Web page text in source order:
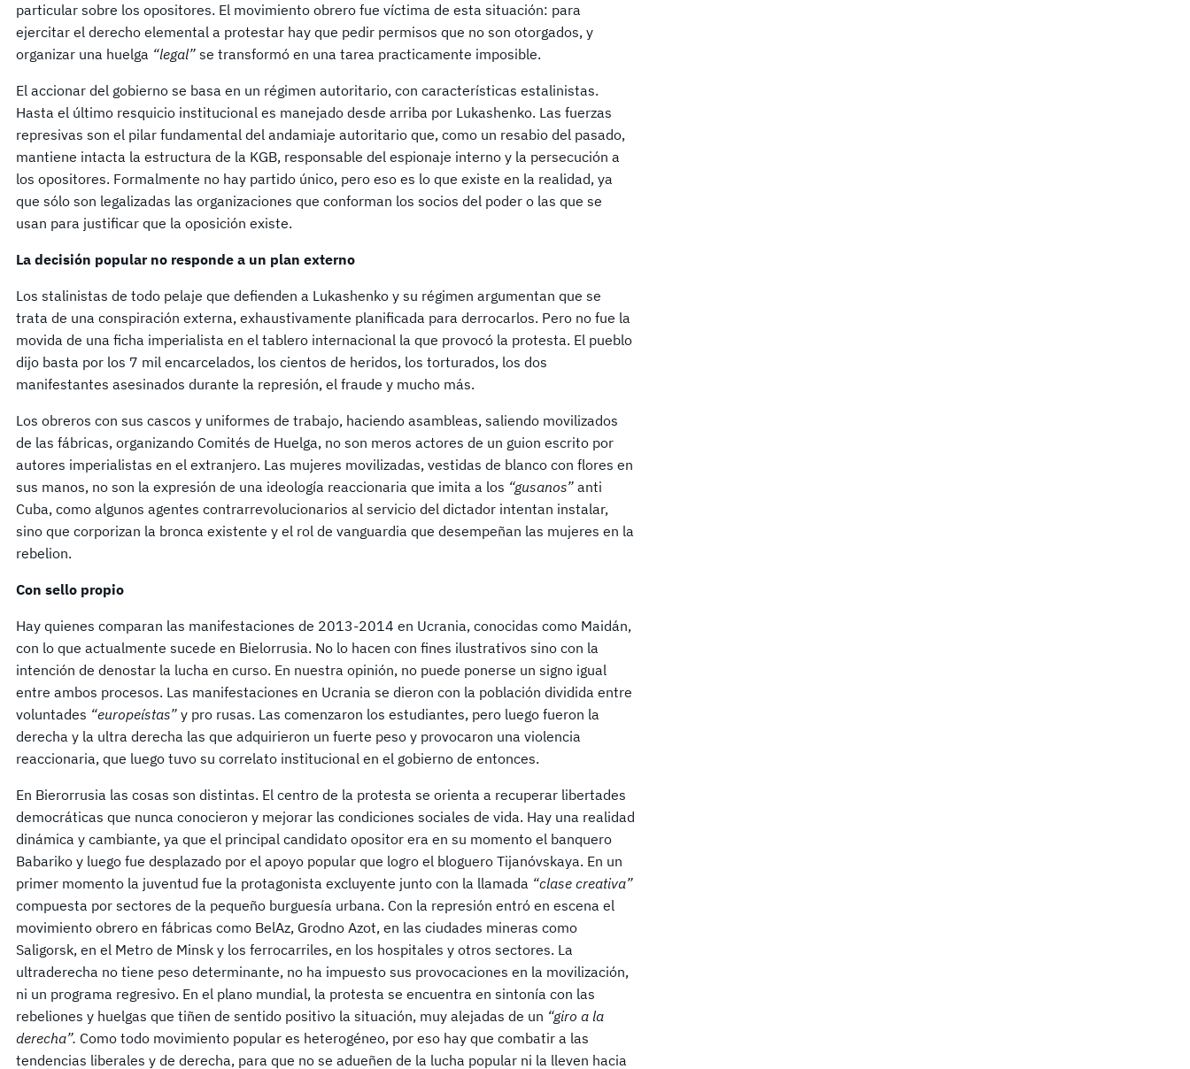
particular sobre los opositores. El movimiento obrero fue víctima de esta situación: para
ejercitar el derecho elemental a protestar hay que pedir permisos que no son otorgados, y
organizar una huelga “legal” se transformó en una tarea practicamente imposible.
El accionar del gobierno se basa en un régimen autoritario, con características estalinistas.
Hasta el último resquicio institucional es manejado desde arriba por Lukashenko. Las fuerzas
represivas son el pilar fundamental del andamiaje autoritario que, como un resabio del pasado,
mantiene intacta la estructura de la KGB, responsable del espionaje interno y la persecución a
los opositores. Formalmente no hay partido único, pero eso es lo que existe en la realidad, ya
que sólo son legalizadas las organizaciones que conforman los socios del poder o las que se
usan para justificar que la oposición existe.
La decisión popular no responde a un plan externo
Los stalinistas de todo pelaje que defienden a Lukashenko y su régimen argumentan que se
trata de una conspiración externa, exhaustivamente planificada para derrocarlos. Pero no fue la
movida de una ficha imperialista en el tablero internacional la que provocó la protesta. El pueblo
dijo basta por los 7 mil encarcelados, los cientos de heridos, los torturados, los dos
manifestantes asesinados durante la represión, el fraude y mucho más.
Los obreros con sus cascos y uniformes de trabajo, haciendo asambleas, saliendo movilizados
de las fábricas, organizando Comités de Huelga, no son meros actores de un guion escrito por
autores imperialistas en el extranjero. Las mujeres movilizadas, vestidas de blanco con flores en
sus manos, no son la expresión de una ideología reaccionaria que imita a los “gusanos” anti
Cuba, como algunos agentes contrarrevolucionarios al servicio del dictador intentan instalar,
sino que corporizan la bronca existente y el rol de vanguardia que desempeñan las mujeres en la
rebelion.
Con sello propio
Hay quienes comparan las manifestaciones de 2013-2014 en Ucrania, conocidas como Maidán,
con lo que actualmente sucede en Bielorrusia. No lo hacen con fines ilustrativos sino con la
intención de denostar la lucha en curso. En nuestra opinión, no puede ponerse un signo igual
entre ambos procesos. Las manifestaciones en Ucrania se dieron con la población dividida entre
voluntades “europeístas” y pro rusas. Las comenzaron los estudiantes, pero luego fueron la
derecha y la ultra derecha las que adquirieron un fuerte peso y provocaron una violencia
reaccionaria, que luego tuvo su correlato institucional en el gobierno de entonces.
En Bierorrusia las cosas son distintas. El centro de la protesta se orienta a recuperar libertades
democráticas que nunca conocieron y mejorar las condiciones sociales de vida. Hay una realidad
dinámica y cambiante, ya que el principal candidato opositor era en su momento el banquero
Babariko y luego fue desplazado por el apoyo popular que logro el bloguero Tijanóvskaya. En un
primer momento la juventud fue la protagonista excluyente junto con la llamada “clase creativa”
compuesta por sectores de la pequeño burguesía urbana. Con la represión entró en escena el
movimiento obrero en fábricas como BelAz, Grodno Azot, en las ciudades mineras como
Saligorsk, en el Metro de Minsk y los ferrocarriles, en los hospitales y otros sectores. La
ultraderecha no tiene peso determinante, no ha impuesto sus provocaciones en la movilización,
ni un programa regresivo. En el plano mundial, la protesta se encuentra en sintonía con las
rebeliones y huelgas que tiñen de sentido positivo la situación, muy alejadas de un “giro a la
derecha”. Como todo movimiento popular es heterogéneo, por eso hay que combatir a las
tendencias liberales y de derecha, para que no se adueñen de la lucha popular ni la lleven hacia